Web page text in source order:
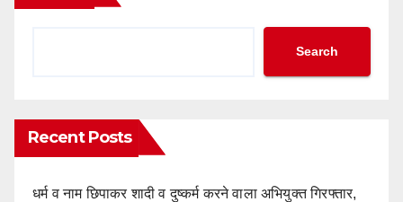
Search
Recent Posts
धर्म व नाम छिपाकर शादी व दुष्कर्म करने वाला अभियुक्त गिरफ्तार,